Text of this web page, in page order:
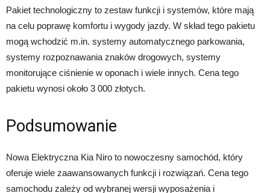
Pakiet technologiczny to zestaw funkcji i systemów, które mają
na celu poprawę komfortu i wygody jazdy. W skład tego pakietu
mogą wchodzić m.in. systemy automatycznego parkowania,
systemy rozpoznawania znaków drogowych, systemy
monitorujące ciśnienie w oponach i wiele innych. Cena tego
pakietu wynosi około 3 000 złotych.
Podsumowanie
Nowa Elektryczna Kia Niro to nowoczesny samochód, który
oferuje wiele zaawansowanych funkcji i rozwiązań. Cena tego
samochodu zależy od wybranej wersji wyposażenia i